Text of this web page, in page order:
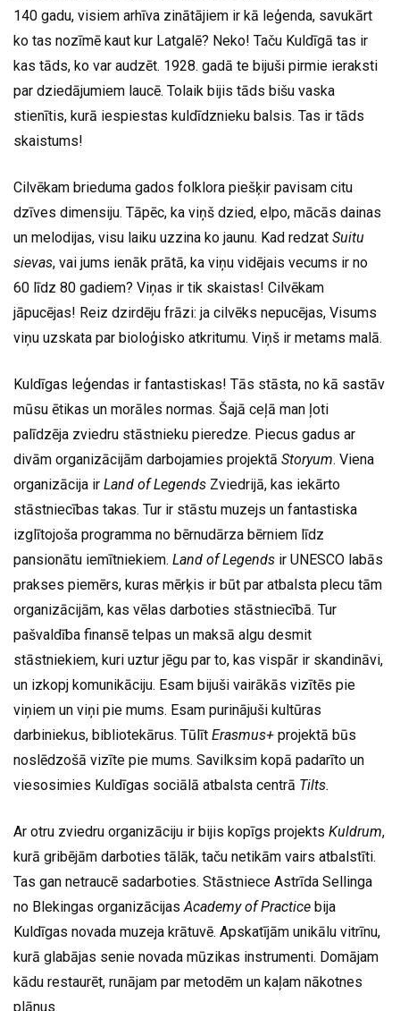
140 gadu, visiem arhīva zinātājiem ir kā leģenda, savukārt
ko tas nozīmē kaut kur Latgalē? Neko! Taču Kuldīgā tas ir
kas tāds, ko var audzēt. 1928. gadā te bijuši pirmie ieraksti
par dziedājumiem laucē. Tolaik bijis tāds bišu vaska
stienītis, kurā iespiestas kuldīdznieku balsis. Tas ir tāds
skaistums!
Cilvēkam brieduma gados folklora piešķir pavisam citu
dzīves dimensiju. Tāpēc, ka viņš dzied, elpo, mācās dainas
un melodijas, visu laiku uzzina ko jaunu. Kad redzat Suitu
sievas, vai jums ienāk prātā, ka viņu vidējais vecums ir no
60 līdz 80 gadiem? Viņas ir tik skaistas! Cilvēkam
jāpucējas! Reiz dzirdēju frāzi: ja cilvēks nepucējas, Visums
viņu uzskata par bioloģisko atkritumu. Viņš ir metams malā.
Kuldīgas leģendas ir fantastiskas! Tās stāsta, no kā sastāv
mūsu ētikas un morāles normas. Šajā ceļā man ļoti
palīdzēja zviedru stāstnieku pieredze. Piecus gadus ar
divām organizācijām darbojamies projektā Storyum. Viena
organizācija ir Land of Legends Zviedrijā, kas iekārto
stāstniecības takas. Tur ir stāstu muzejs un fantastiska
izglītojoša programma no bērnudārza bērniem līdz
pansionātu iemītniekiem. Land of Legends ir UNESCO labās
prakses piemērs, kuras mērķis ir būt par atbalsta plecu tām
organizācijām, kas vēlas darboties stāstniecībā. Tur
pašvaldība finansē telpas un maksā algu desmit
stāstniekiem, kuri uztur jēgu par to, kas vispār ir skandināvi,
un izkopj komunikāciju. Esam bijuši vairākās vizītēs pie
viņiem un viņi pie mums. Esam purinājuši kultūras
darbiniekus, bibliotekārus. Tūlīt Erasmus+ projektā būs
noslēdzošā vizīte pie mums. Savilksim kopā padarīto un
viesosimies Kuldīgas sociālā atbalsta centrā Tilts.
Ar otru zviedru organizāciju ir bijis kopīgs projekts Kuldrum,
kurā gribējām darboties tālāk, taču netikām vairs atbalstīti.
Tas gan netraucē sadarboties. Stāstniece Astrīda Sellinga
no Blekingas organizācijas Academy of Practice bija
Kuldīgas novada muzeja krātuvē. Apskatījām unikālu vitrīnu,
kurā glabājas senie novada mūzikas instrumenti. Domājam
kādu restaurēt, runājam par metodēm un kaļam nākotnes
plānus.